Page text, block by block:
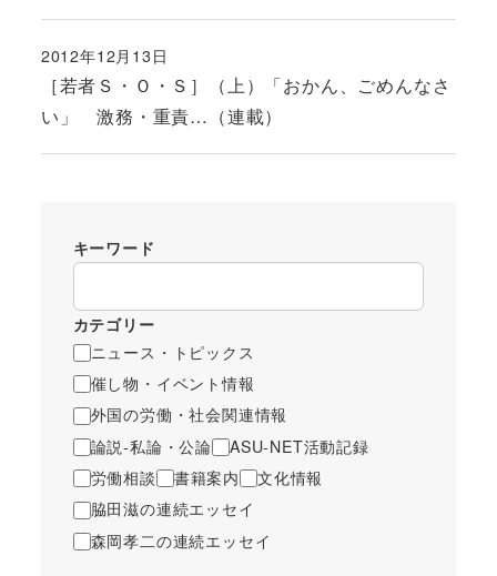
［若者Ｓ・Ｏ・Ｓ］（上）「おかん、ごめんなさ
い」 激務・重責…（連載）
投稿日
2012年12月13日
キーワード
カテゴリー
ニュース・トピックス
催し物・イベント情報
外国の労働・社会関連情報
論説-私論・公論
ASU-NET活動記録
労働相談
書籍案内
文化情報
脇田滋の連続エッセイ
森岡孝二の連続エッセイ